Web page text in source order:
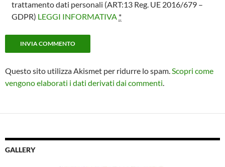
trattamento dati personali (ART:13 Reg. UE 2016/679 –
GDPR) LEGGI INFORMATIVA *
Questo sito utilizza Akismet per ridurre lo spam.Scopri come
vengono elaborati i dati derivati dai commenti.
GALLERY